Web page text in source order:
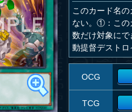
このカード名
ない。①：この
数だけ対象に
動提督デストロ
OCG
TCG